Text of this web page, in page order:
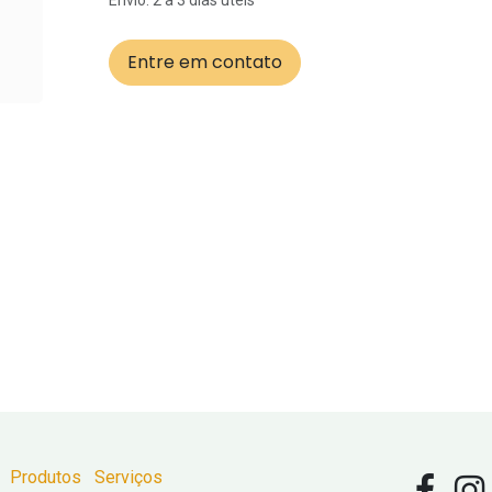
Entre em contato
Produtos Serviços